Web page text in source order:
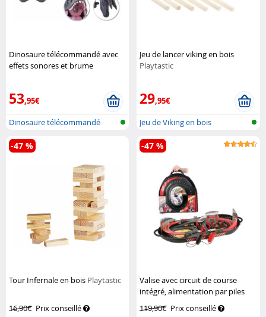
Dinosaure télécommandé avec
effets sonores et brume
53,95€
Dinosaure télécommandé
Jeu de lancer viking en bois
Playtastic
29,95€
Jeu de Viking en bois
Tour Infernale en bois Playtastic
16,90€ Prix conseillé
-47 %
Valise avec circuit de course
intégré, alimentation par piles
119,90€ Prix conseillé
-47 %